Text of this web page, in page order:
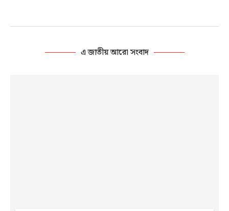
এ জাতীয় আরো সংবাদ